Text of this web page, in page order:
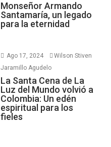
Monseñor Armando
Santamaría, un legado
para la eternidad
Ago 17, 2024
Wilson Stiven
Jaramillo Agudelo
La Santa Cena de La
Luz del Mundo volvió a
Colombia: Un edén
espiritual para los
fieles